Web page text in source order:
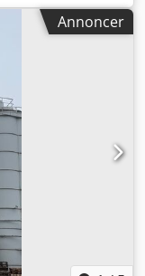
kapacitet på
1993 Tilgængeligt
Placering:
(EXW).
fejl, ændringer og
uden garanti
foreliggende
kopiering,
brug af dette
uden
Annoncer